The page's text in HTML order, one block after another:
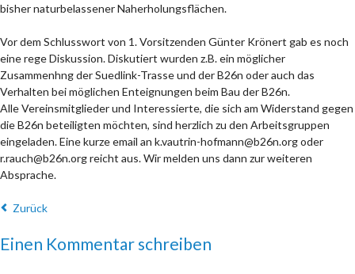
bisher naturbelassener Naherholungsflächen.
Vor dem Schlusswort von 1. Vorsitzenden Günter Krönert gab es noch
eine rege Diskussion. Diskutiert wurden z.B. ein möglicher
Zusammenhng der Suedlink-Trasse und der B26n oder auch das
Verhalten bei möglichen Enteignungen beim Bau der B26n.
Alle Vereinsmitglieder und Interessierte, die sich am Widerstand gegen
die B26n beteiligten möchten, sind herzlich zu den Arbeitsgruppen
eingeladen. Eine kurze email an k.vautrin-hofmann@b26n.org oder
r.rauch@b26n.org reicht aus. Wir melden uns dann zur weiteren
Absprache.
Zurück
Einen Kommentar schreiben